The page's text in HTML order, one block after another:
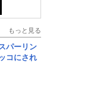
もっと見る
パーリン
コにされ